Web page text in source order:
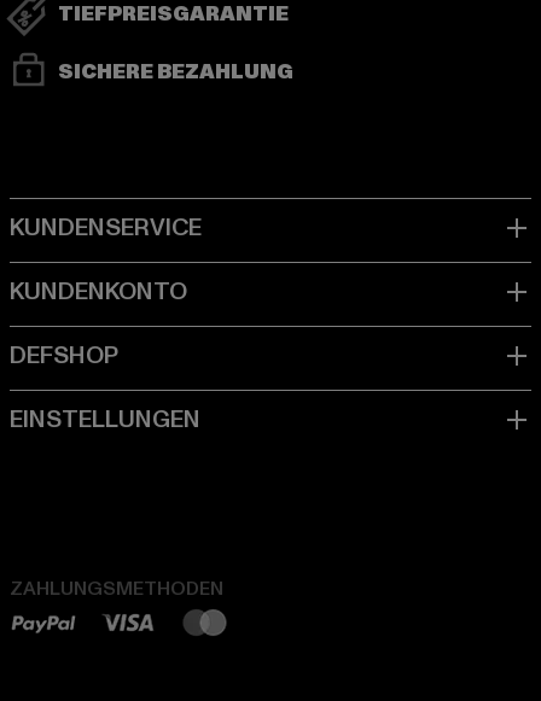
TIEFPREISGARANTIE
SICHERE BEZAHLUNG
ZAHLUNGSMETHODEN